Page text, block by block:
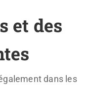
et des
dans les